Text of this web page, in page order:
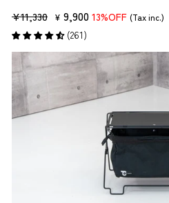
販
売
価
格
¥11,330 セ
ー
ル
価
¥ 9,900 13%OFF (Tax inc.)
(261)